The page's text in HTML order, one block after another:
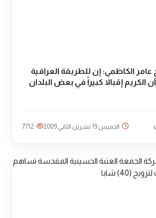
عامر الكاظمي: إن للطريقة العراقية
الكريم إقبالا كبيراً في بعض البلدان
الخميس 19 تشرين الثاني 2009 7712